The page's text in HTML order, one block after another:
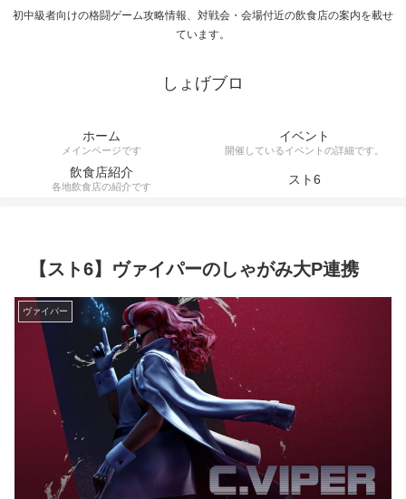
初中級者向けの格闘ゲーム攻略情報、対戦会・会場付近の飲食店の案内を載せ
ています。
しょげブロ
ホーム
メインページです
イベント
開催しているイベントの詳細です。
飲食店紹介
各地飲食店の紹介です スト6
【スト6】ヴァイパーのしゃがみ大P連携
ヴァイパー